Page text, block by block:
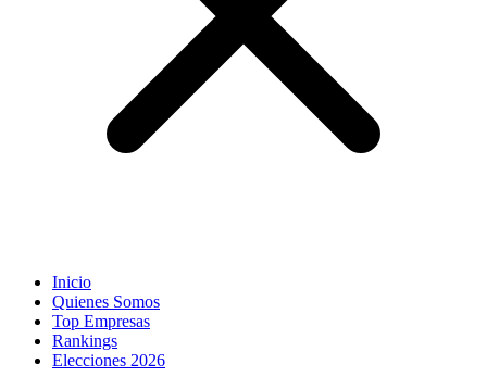
Inicio
Quienes Somos
Top Empresas
Rankings
Elecciones 2026